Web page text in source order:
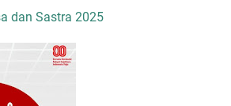
dan Sastra 2025